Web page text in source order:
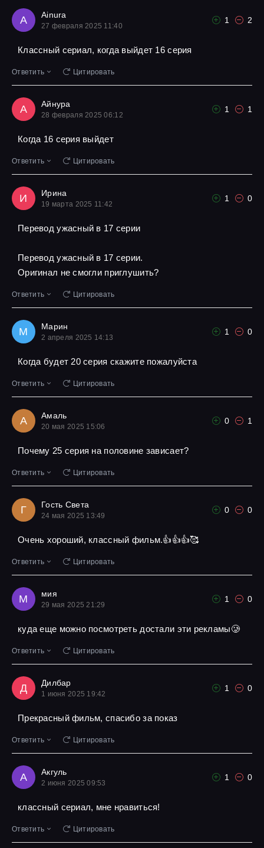
A Ainura
27 февраля 2025 11:40
1 2
Классный сериал, когда выйдет 16 серия
Ответить Цитировать
А Айнура
28 февраля 2025 06:12
1 1
Когда 16 серия выйдет
Ответить Цитировать
И Ирина
19 марта 2025 11:42
1 0
Перевод ужасный в 17 серии
Перевод ужасный в 17 серии.
Оригинал не смогли приглушить?
Ответить Цитировать
М Марин
2 апреля 2025 14:13
1 0
Когда будет 20 серия скажите пожалуйста
Ответить Цитировать
А Амаль
20 мая 2025 15:06
0 1
Почему 25 серия на половине зависает?
Ответить Цитировать
Г Гость Света
24 мая 2025 13:49
0 0
Очень хороший, классный фильм.👍👍👍🥰
Ответить Цитировать
М мия
29 мая 2025 21:29
1 0
куда еще можно посмотреть достали эти рекламы🥲
Ответить Цитировать
Д Дилбар
1 июня 2025 19:42
1 0
Прекрасный фильм, спасибо за показ
Ответить Цитировать
А Акгуль
2 июня 2025 09:53
1 0
классный сериал, мне нравиться!
Ответить Цитировать